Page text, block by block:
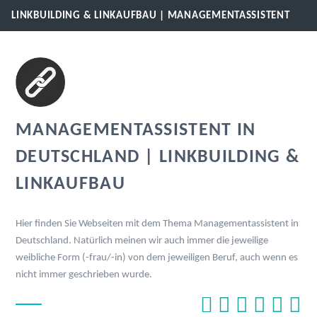
LINKBUILDING & LINKAUFBAU | MANAGEMENTASSISTENT
MANAGEMENTASSISTENT IN
DEUTSCHLAND | LINKBUILDING &
LINKAUFBAU
Hier finden Sie Webseiten mit dem Thema Managementassistent in
Deutschland. Natürlich meinen wir auch immer die jeweilige
weibliche Form (-frau/-in) von dem jeweiligen Beruf, auch wenn es
nicht immer geschrieben wurde.